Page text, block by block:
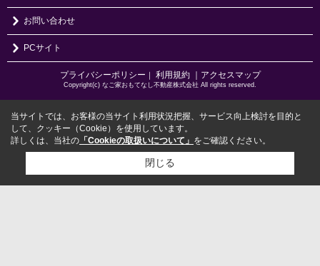
お問い合わせ
PCサイト
プライバシーポリシー 利用規約 ｜アクセスマップ
Copyright(c) なご家おもてなし不動産株式会社 All rights reserved.
当サイトでは、お客様の当サイト利用状況把握、サービス向上検討を目的と
して、クッキー（Cookie）を使用しています。
詳しくは、当社の 「Cookieの取扱いについて」 をご確認ください。
閉じる